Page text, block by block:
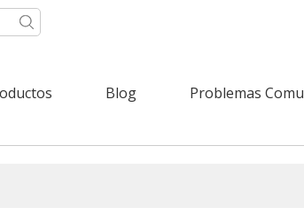
Blog Problemas